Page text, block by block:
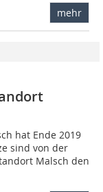
mehr
hat Ende 2019
sind von der
Malsch den